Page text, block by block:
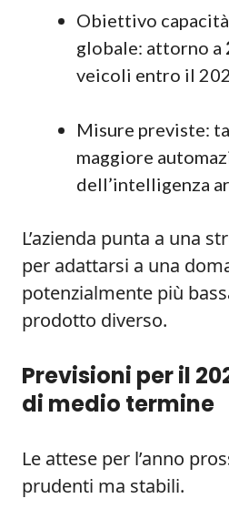
Obiettivo
globale: attorno a
veicoli entro il
Misure previste:
maggiore
dell’intelligenza
L’azienda punta a una
per adattarsi a una
potenzialmente più
prodotto diverso.
Previsioni per il
di medio termine
Le attese per l’anno
prudenti ma stabili.